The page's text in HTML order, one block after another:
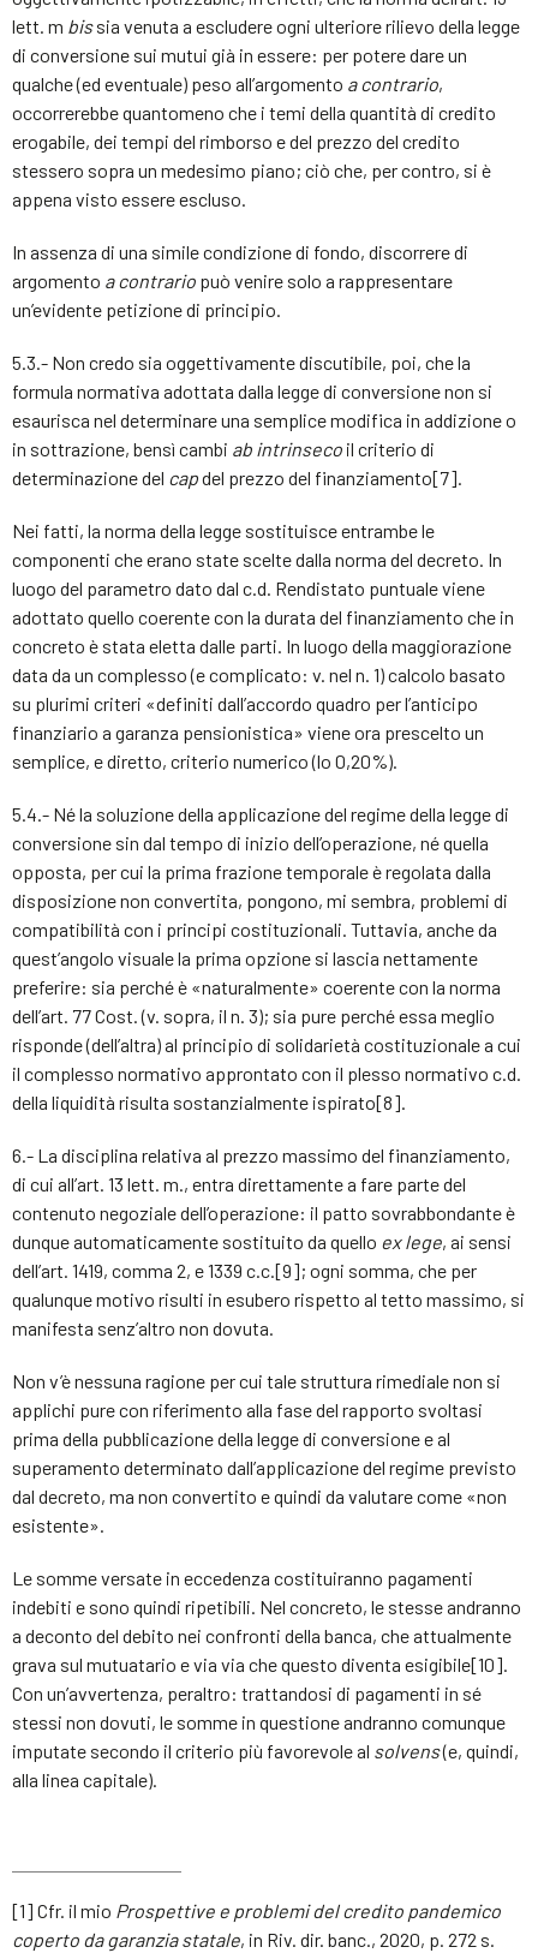
lett. m bissia venuta a escludere ogni ulteriore rilievo della legge
di conversione sui mutui già in essere: per potere dare un
qualche (ed eventuale) peso all’argomento a contrario,
occorrerebbe quantomeno che i temi della quantità di credito
erogabile, dei tempi del rimborso e del prezzo del credito
stessero sopra un medesimo piano; ciò che, per contro, si è
appena visto essere escluso.
In assenza di una simile condizione di fondo, discorrere di
argomento a contrario può venire solo a rappresentare
un’evidente petizione di principio.
5.3.- Non credo sia oggettivamente discutibile, poi, che la
formula normativa adottata dalla legge di conversione non si
esaurisca nel determinare una semplice modifica in addizione o
in sottrazione, bensì cambi ab intrinseco il criterio di
determinazione del capdel prezzo del finanziamento[7].
Nei fatti, la norma della legge sostituisce entrambe le
componenti che erano state scelte dalla norma del decreto. In
luogo del parametro dato dal c.d. Rendistato puntuale viene
adottato quello coerente con la durata del finanziamento che in
concreto è stata eletta dalle parti. In luogo della maggiorazione
data da un complesso (e complicato: v. nel n. 1) calcolo basato
su plurimi criteri «definiti dall’accordo quadro per l’anticipo
finanziario a garanza pensionistica» viene ora prescelto un
semplice, e diretto, criterio numerico (lo 0,20%).
5.4.- Né la soluzione della applicazione del regime della legge di
conversione sin dal tempo di inizio dell’operazione, né quella
opposta, per cui la prima frazione temporale è regolata dalla
disposizione non convertita, pongono, mi sembra, problemi di
compatibilità con i principi costituzionali. Tuttavia, anche da
quest’angolo visuale la prima opzione si lascia nettamente
preferire: sia perché è «naturalmente» coerente con la norma
dell’art. 77 Cost. (v. sopra, il n. 3); sia pure perché essa meglio
risponde (dell’altra) al principio di solidarietà costituzionale a cui
il complesso normativo approntato con il plesso normativo c.d.
della liquidità risulta sostanzialmente ispirato[8].
6.- La disciplina relativa al prezzo massimo del finanziamento,
di cui all’art. 13 lett. m., entra direttamente a fare parte del
contenuto negoziale dell’operazione: il patto sovrabbondante è
dunque automaticamente sostituito da quello ex lege, ai sensi
dell’art. 1419, comma 2, e 1339 c.c.[9]; ogni somma, che per
qualunque motivo risulti in esubero rispetto al tetto massimo, si
manifesta senz’altro non dovuta.
Non v’è nessuna ragione per cui tale struttura rimediale non si
applichi pure con riferimento alla fase del rapporto svoltasi
prima della pubblicazione della legge di conversione e al
superamento determinato dall’applicazione del regime previsto
dal decreto, ma non convertito e quindi da valutare come «non
esistente».
Le somme versate in eccedenza costituiranno pagamenti
indebiti e sono quindi ripetibili. Nel concreto, le stesse andranno
a deconto del debito nei confronti della banca, che attualmente
grava sul mutuatario e via via che questo diventa esigibile[10].
Con un’avvertenza, peraltro: trattandosi di pagamenti in sé
stessi non dovuti, le somme in questione andranno comunque
imputate secondo il criterio più favorevole al solvens(e, quindi,
alla linea capitale).
[1] Cfr. il mio Prospettive e problemi del credito pandemico
coperto da garanzia statale, in Riv. dir. banc., 2020, p. 272 s.